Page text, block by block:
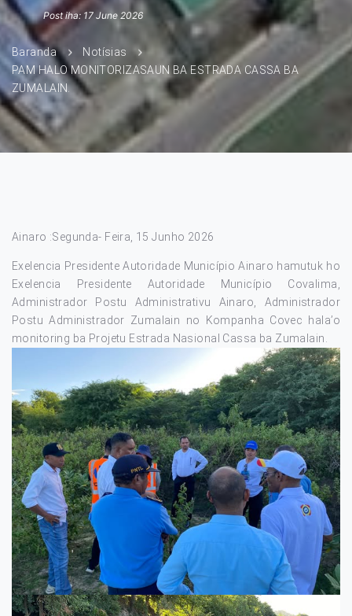
Post iha: 17 June 2026
Baranda
Notísias
PAM HALO MONITORIZASAUN BA ESTRADA CASSA BA
ZUMALAIN.
Ainaro :Segunda- Feira, 15 Junho 2026
Exelencia Presidente Autoridade Município Ainaro hamutuk ho
Exelencia Presidente Autoridade Município Covalima,
Administrador Postu Administrativu Ainaro, Administrador
Postu Administrador Zumalain no Kompanha Covec hala’o
monitoring ba Projetu Estrada Nasional Cassa ba Zumalain.